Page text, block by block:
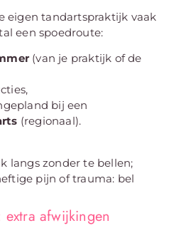
eigen tandartspraktijk vaak
een spoedroute:
(van je praktijk of de
bij een
(regionaal).
langs zonder te bellen;
pijn of trauma: bel
extra afwijkingen